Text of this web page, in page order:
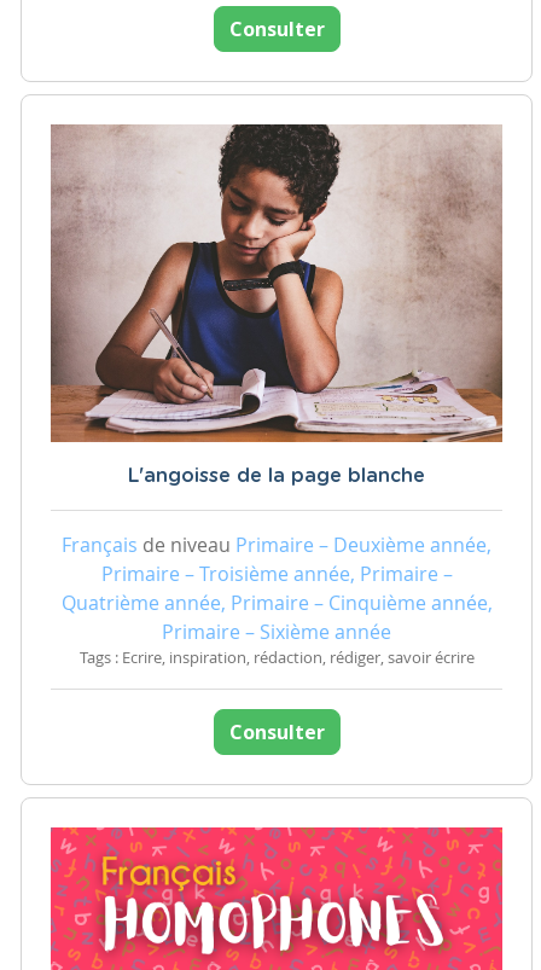
Consulter
L'angoisse de la page blanche
Français de niveau Primaire – Deuxième année,
Primaire – Troisième année, Primaire –
Quatrième année, Primaire – Cinquième année,
Primaire – Sixième année
Tags : Ecrire, inspiration, rédaction, rédiger, savoir écrire
Consulter